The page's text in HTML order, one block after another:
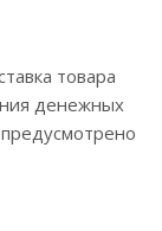
товара
денежных